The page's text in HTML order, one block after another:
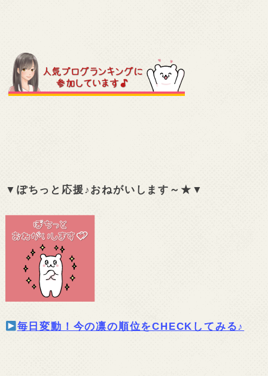
▼ぽちっと応援♪おねがいします～★▼
毎日変動！今の凛の順位をCHECKしてみる♪